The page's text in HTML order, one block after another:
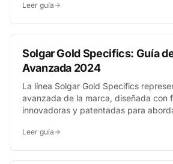
DHA del krill más fácilmente, a
Leer guía
Solgar Gold Specifics: Guía
Avanzada 2024
La línea Solgar Gold Specifics
avanzada de la marca, diseñada con
innovadoras y patentadas para
generales, cada producto Gold
energía celular.
Leer guía